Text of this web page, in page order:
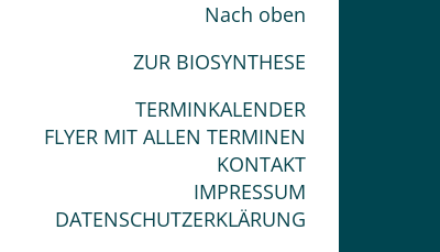
Nach oben
ZUR BIOSYNTHESE
TERMINKALENDER
FLYER MIT ALLEN TERMINEN
KONTAKT
IMPRESSUM
DATENSCHUTZERKLÄRUNG